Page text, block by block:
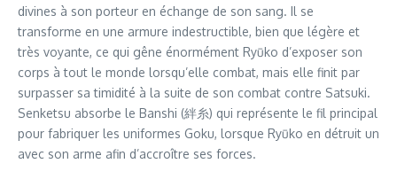
divines à son porteur en échange de son sang. Il se
transforme en une armure indestructible, bien que légère et
très voyante, ce qui gêne énormément Ryūko d’exposer son
corps à tout le monde lorsqu’elle combat, mais elle finit par
surpasser sa timidité à la suite de son combat contre Satsuki.
Senketsu absorbe le Banshi (絆糸) qui représente le fil principal
pour fabriquer les uniformes Goku, lorsque Ryūko en détruit un
avec son arme afin d’accroître ses forces.